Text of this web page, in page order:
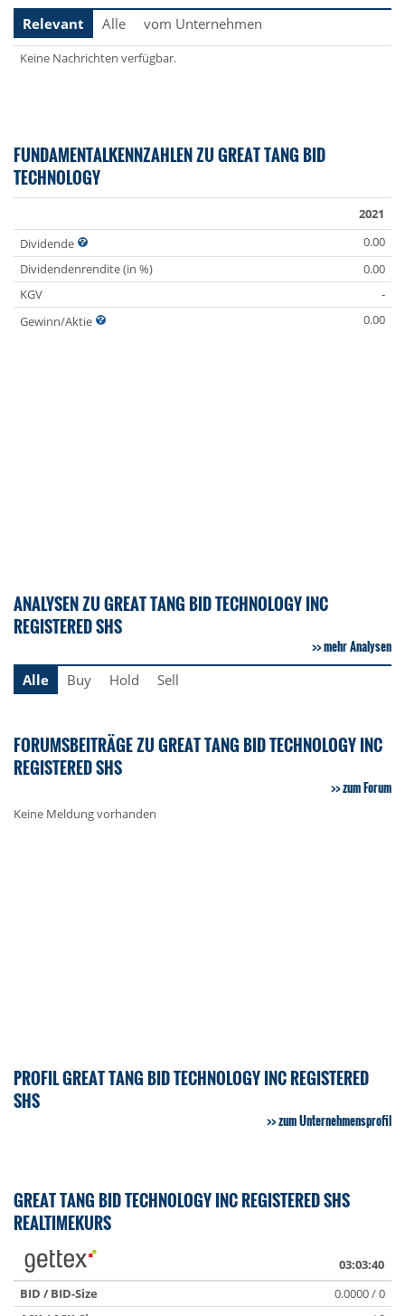
Relevant
Alle vom Unternehmen
Keine Nachrichten verfügbar.
FUNDAMENTALKENNZAHLEN ZU GREAT TANG BID
TECHNOLOGY
2021
Dividende
0.00
Dividendenrendite (in %)
0.00
KGV
-
Gewinn/Aktie
0.00
ANALYSEN ZU GREAT TANG BID TECHNOLOGY INC
REGISTERED SHS
mehr Analysen
Alle
Buy Hold Sell
FORUMSBEITRÄGE ZU GREAT TANG BID TECHNOLOGY INC
REGISTERED SHS
zum Forum
Keine Meldung vorhanden
PROFIL GREAT TANG BID TECHNOLOGY INC REGISTERED
SHS
zum Unternehmensprofil
GREAT TANG BID TECHNOLOGY INC REGISTERED SHS
REALTIMEKURS
03:03:40
BID / BID-Size
0.0000 / 0